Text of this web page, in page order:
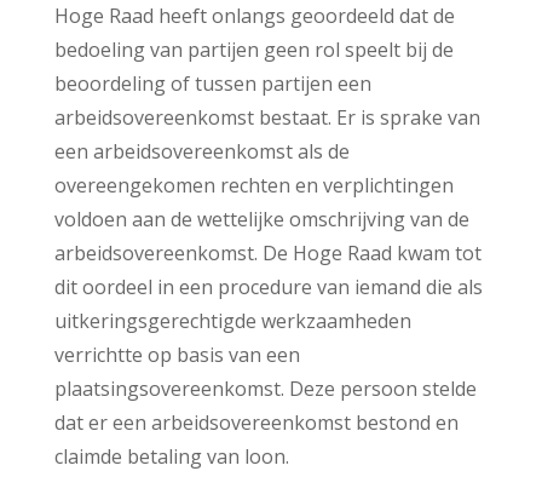
Hoge Raad heeft onlangs geoordeeld dat de
bedoeling van partijen geen rol speelt bij de
beoordeling of tussen partijen een
arbeidsovereenkomst bestaat. Er is sprake van
een arbeidsovereenkomst als de
overeengekomen rechten en verplichtingen
voldoen aan de wettelijke omschrijving van de
arbeidsovereenkomst. De Hoge Raad kwam tot
dit oordeel in een procedure van iemand die als
uitkeringsgerechtigde werkzaamheden
verrichtte op basis van een
plaatsingsovereenkomst. Deze persoon stelde
dat er een arbeidsovereenkomst bestond en
claimde betaling van loon.